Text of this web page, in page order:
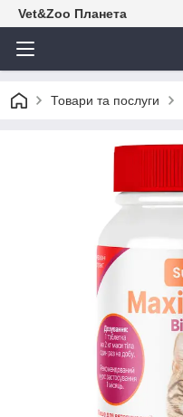
Vet&Zoo Планета
Товари та послуги